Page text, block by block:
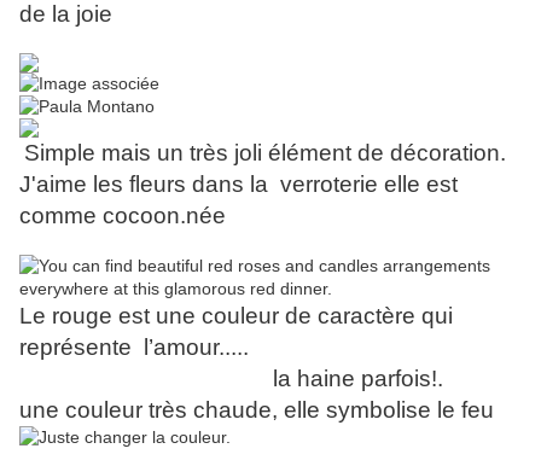
de la joie
Simple mais un très joli élément de décoration.
J'aime les fleurs dans la verroterie elle est
comme cocoon.née
Le rouge est une couleur de caractère qui
représente l’amour.....
la haine parfois!.
une couleur très chaude, elle symbolise le feu